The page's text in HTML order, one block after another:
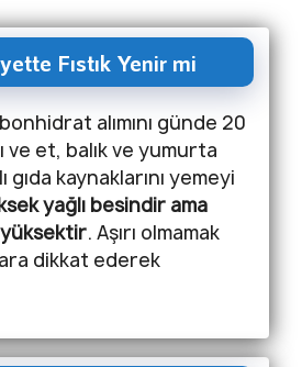
Fıstık Yenir mi
alımını günde 20
ve et, balık ve yumurta
gıda kaynaklarını yemeyi
yağlı besindir ama
. Aşırı olmamak
dikkat ederek